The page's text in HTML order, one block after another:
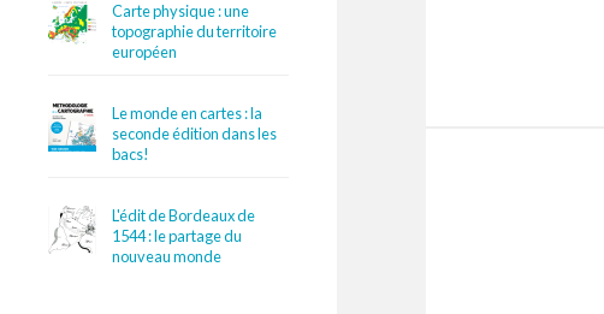
Carte physique : une
topographie du territoire
européen
Le monde en cartes : la
seconde édition dans les
bacs!
L'édit de Bordeaux de
1544 : le partage du
nouveau monde